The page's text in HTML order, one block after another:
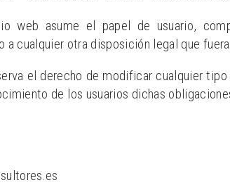
web asume el papel de usuario,
cualquier otra disposición legal que
el derecho de modificar cualquier
de los usuarios dichas